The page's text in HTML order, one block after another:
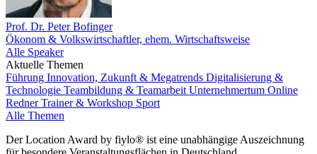
Prof. Dr. Peter Bofinger
Ökonom & Volkswirtschaftler, ehem. Wirtschaftsweise
Alle Speaker
Aktuelle Themen
Führung Innovation, Zukunft & Megatrends Digitalisierung &
Technologie Teambildung & Teamarbeit Unternehmertum Online
RednerTrainer & Workshop Sport
Alle Themen
Der Location Award by fiylo® ist eine unabhängige Auszeichnung